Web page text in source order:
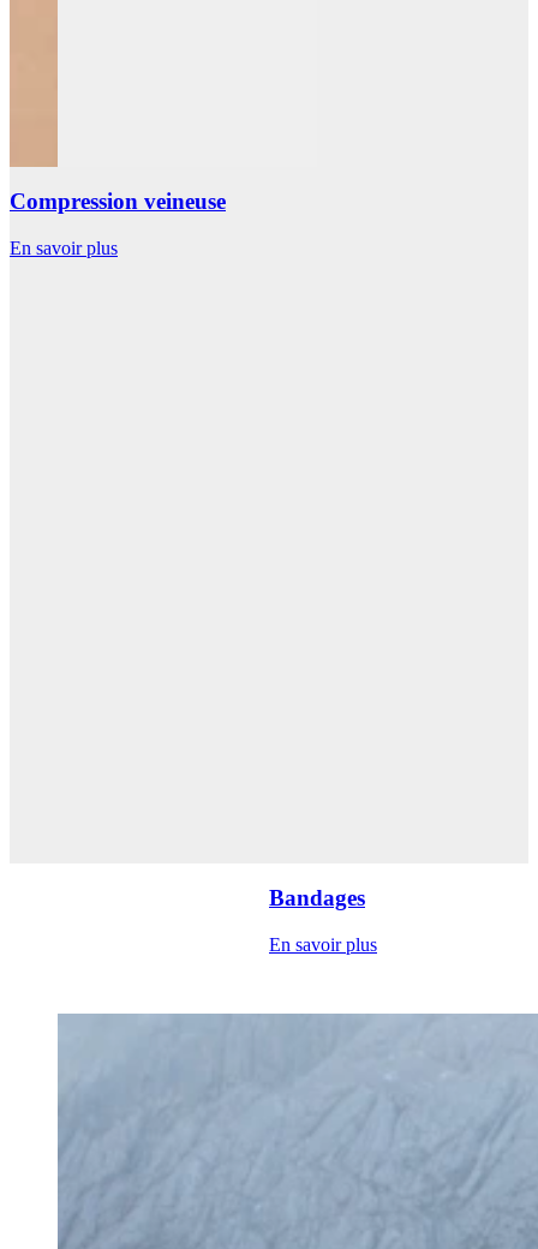
Compression veineuse
En savoir plus
Bandages
En savoir plus